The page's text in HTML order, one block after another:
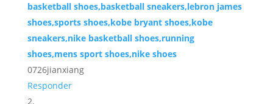
basketball shoes,basketball sneakers,lebron james
shoes,sports shoes,kobe bryant shoes,kobe
sneakers,nike basketball shoes,running
shoes,mens sport shoes,nike shoes
0726jianxiang
Responder